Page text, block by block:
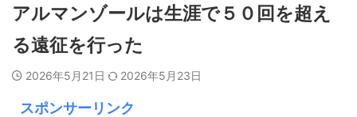
アルマンゾールは生涯で５０回を超え
る遠征を行った
2026年5月21日 2026年5月23日
スポンサーリンク